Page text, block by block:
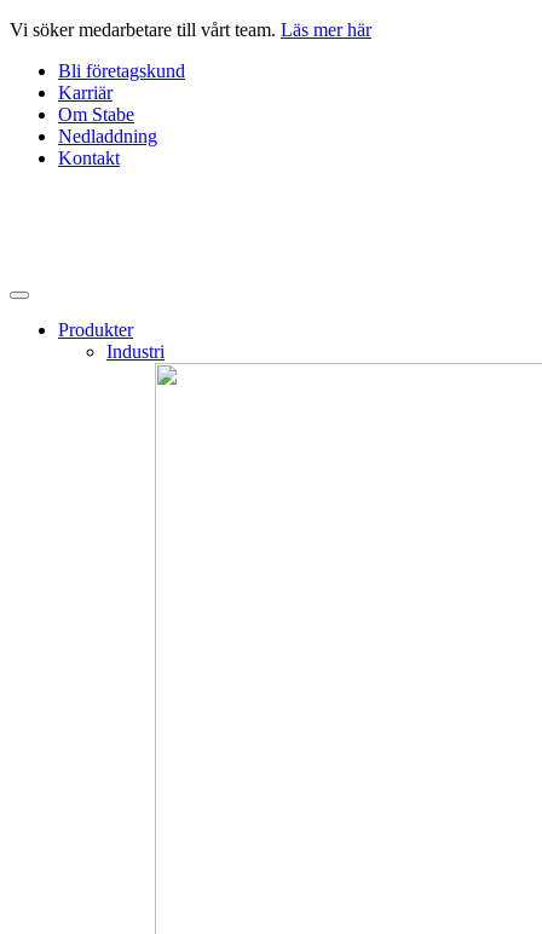
Hoppa
innehåll
Vi söker medarbetare till vårt team. Läs mer här
Bli företagskund
Karriär
Om Stabe
Nedladdning
Kontakt
Produkter
Industri